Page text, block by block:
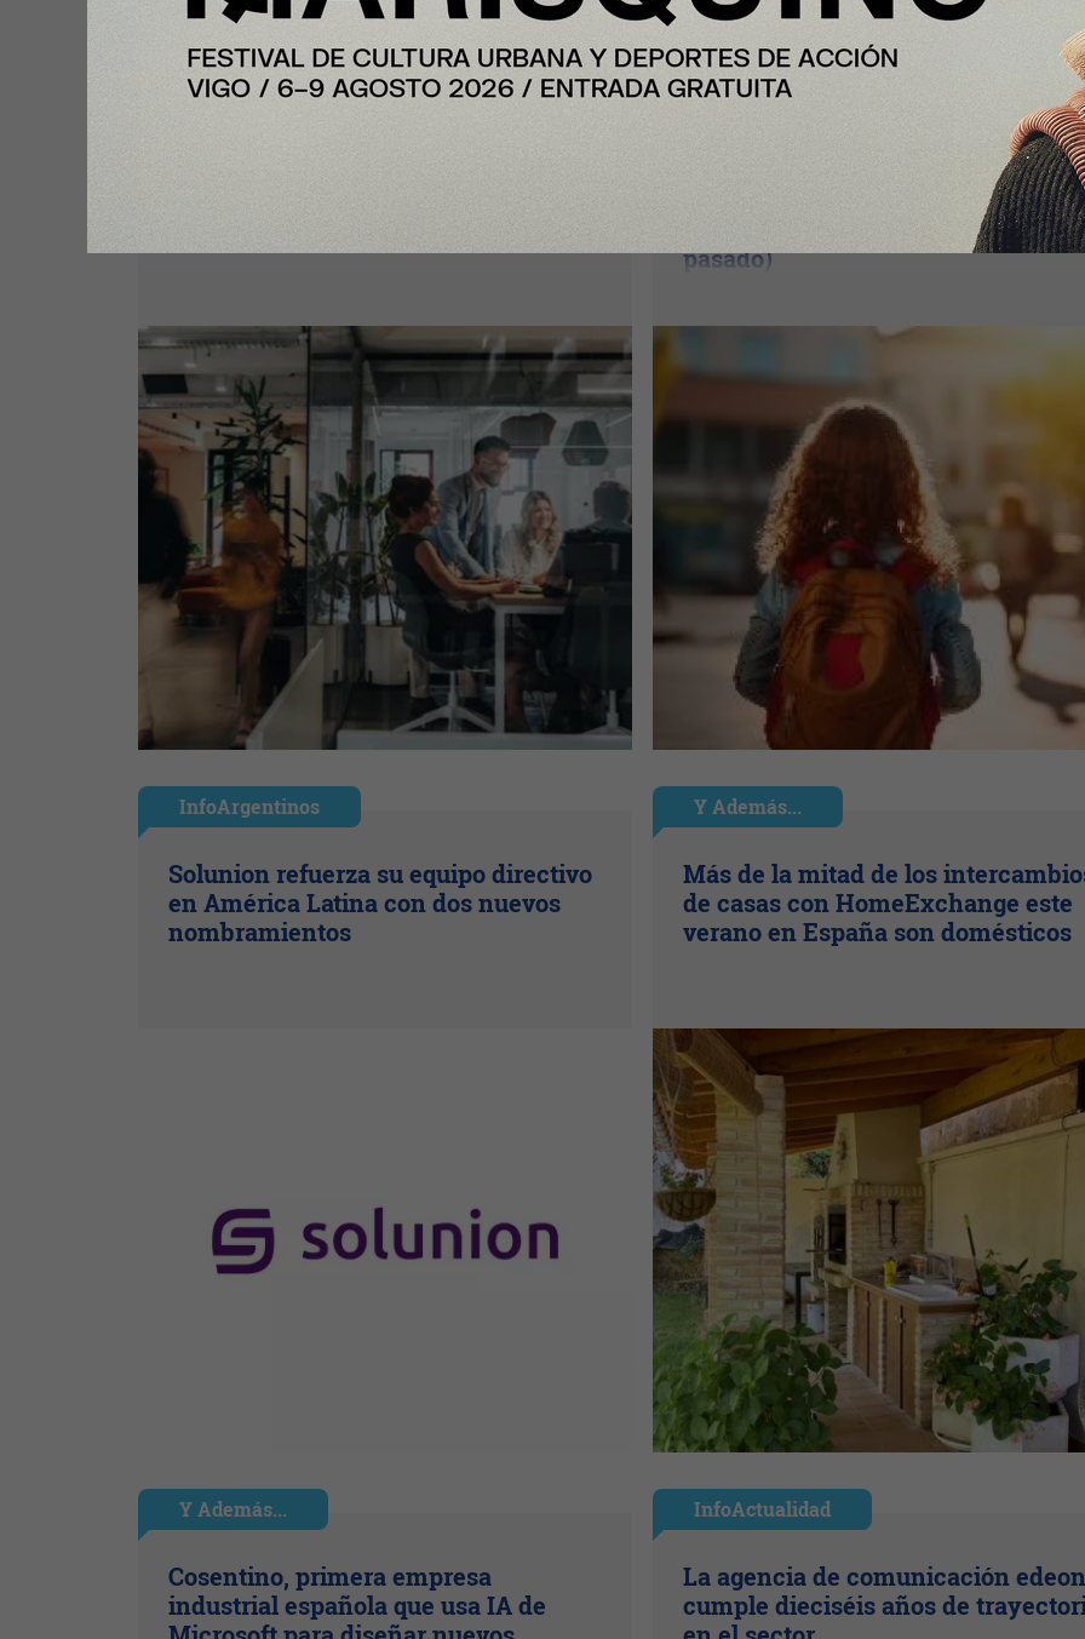
Plus
InfoJobs registra más de 50.200
vacantes en julio en Cataluña, con el
impulso de educación y formación
Nota Principal
Las familias destinarán 198 euros
media a la «Vuelta al cole» por
internet (un 9% más que el año
pasado)
InfoArgentinos
Solunion refuerza su equipo directivo
en América Latina con dos nuevos
nombramientos
Y Además...
Más de la mitad de los
de casas con HomeExchange este
verano en España son domésticos
Y Además...
Cosentino, primera empresa
industrial española que usa IA de
InfoActualidad
La agencia de comunicación edeon
cumple dieciséis años de